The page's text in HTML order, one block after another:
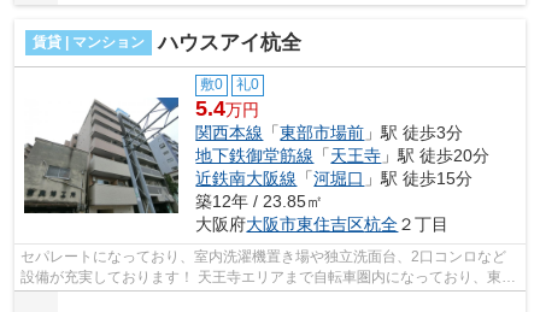
賃貸 | マンション ハウスアイ杭全
敷0 礼0
5.4万円
関西本線 「東部市場前 」駅 徒歩3分
地下鉄御堂筋線 「天王寺 」駅 徒歩20分
近鉄南大阪線 「河堀口 」駅 徒歩15分
築12年 / 23.85㎡
大阪府大阪市東住吉区杭全２丁目
セパレートになっており、室内洗濯機置き場や独立洗面台、2口コンロなど
設備が充実しております！ 天王寺エリアまで自転車圏内になっており、東部